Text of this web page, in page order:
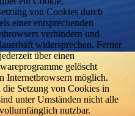
von Cookies durch
einer entsprechenden
verhindern und
widersprechen. Ferner
über einen
gelöscht
Internetbrowsern möglich.
Setzung von Cookies in
unter Umständen nicht alle
nutzbar.